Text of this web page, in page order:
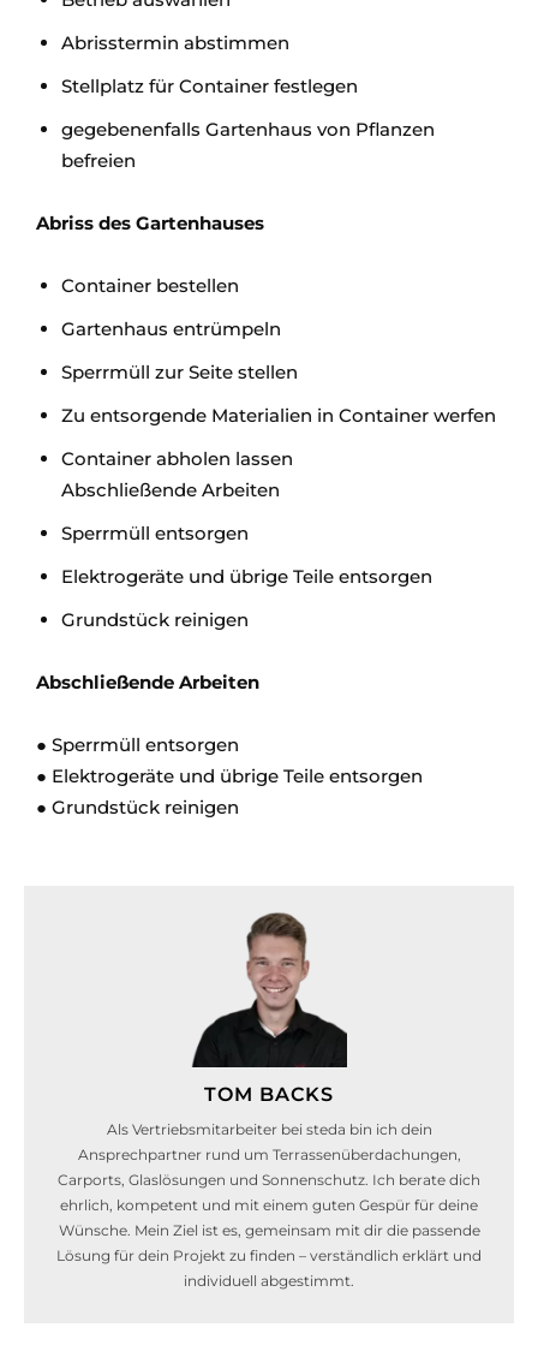
Abrisstermin abstimmen
Stellplatz für Container festlegen
gegebenenfalls Gartenhaus von Pflanzen
befreien
Abriss des Gartenhauses
Container bestellen
Gartenhaus entrümpeln
Sperrmüll zur Seite stellen
Zu entsorgende Materialien in Container werfen
Container abholen lassen
Abschließende Arbeiten
Sperrmüll entsorgen
Elektrogeräte und übrige Teile entsorgen
Grundstück reinigen
Abschließende Arbeiten
● Sperrmüll entsorgen
● Elektrogeräte und übrige Teile entsorgen
● Grundstück reinigen
TOM BACKS
Als Vertriebsmitarbeiter bei steda bin ich dein
Ansprechpartner rund um Terrassenüberdachungen,
Carports, Glaslösungen und Sonnenschutz. Ich berate dich
ehrlich, kompetent und mit einem guten Gespür für deine
Wünsche. Mein Ziel ist es, gemeinsam mit dir die passende
Lösung für dein Projekt zu finden – verständlich erklärt und
individuell abgestimmt.